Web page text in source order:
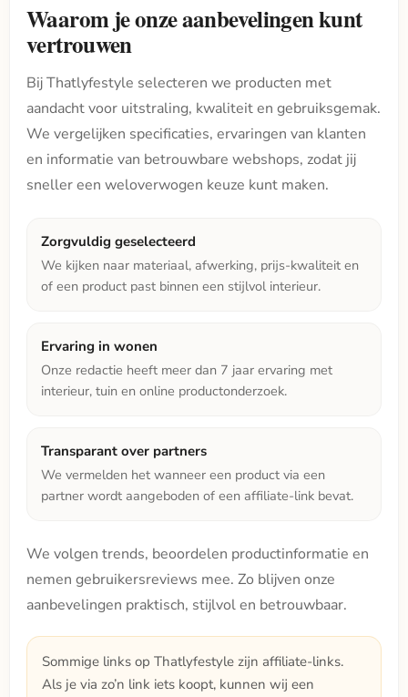
Waarom je onze aanbevelingen kunt
vertrouwen
Bij Thatlyfestyle selecteren we producten met
aandacht voor uitstraling, kwaliteit en gebruiksgemak.
We vergelijken specificaties, ervaringen van klanten
en informatie van betrouwbare webshops, zodat jij
sneller een weloverwogen keuze kunt maken.
Zorgvuldig geselecteerd
We kijken naar materiaal, afwerking, prijs-kwaliteit en
of een product past binnen een stijlvol interieur.
Ervaring in wonen
Onze redactie heeft meer dan 7 jaar ervaring met
interieur, tuin en online productonderzoek.
Transparant over partners
We vermelden het wanneer een product via een
partner wordt aangeboden of een affiliate-link bevat.
We volgen trends, beoordelen productinformatie en
nemen gebruikersreviews mee. Zo blijven onze
aanbevelingen praktisch, stijlvol en betrouwbaar.
Sommige links op Thatlyfestyle zijn affiliate-links.
Als je via zo’n link iets koopt, kunnen wij een